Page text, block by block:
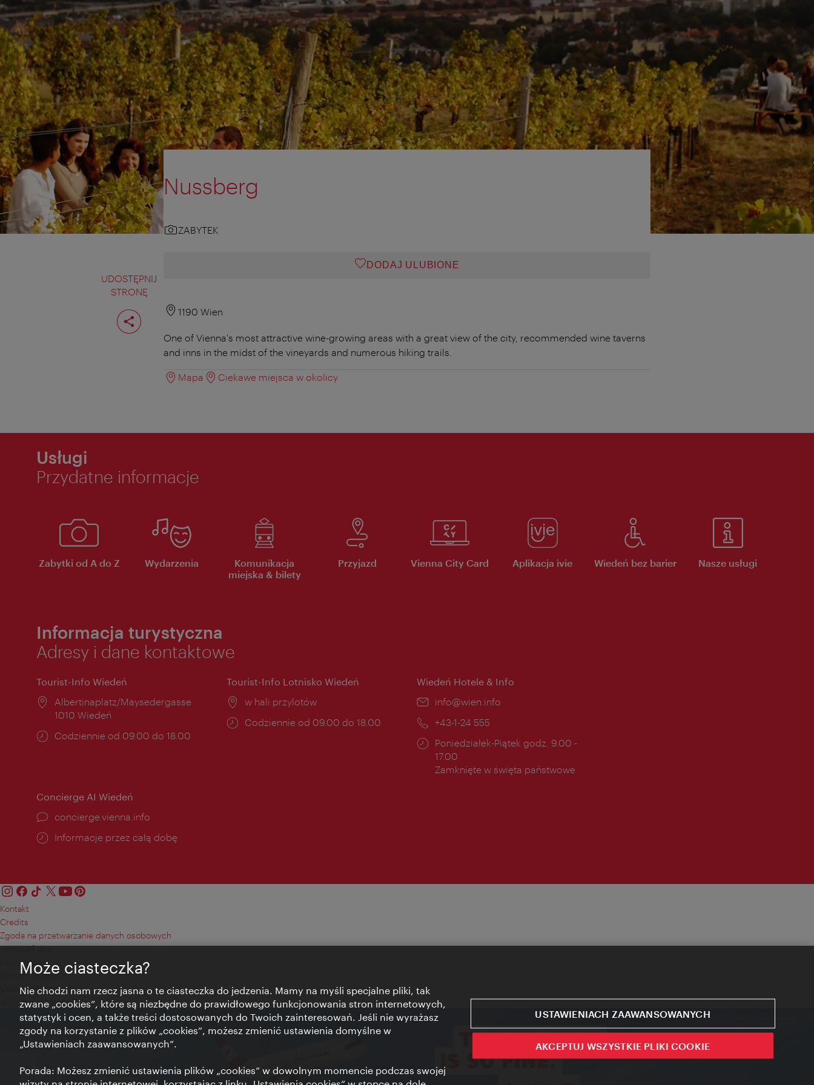
UDOSTĘPNIJ
STRONĘ
Podziel
stronę
Nussberg
ZABYTEK
DODAJ ULUBIONE
1190 Wien
One of Vienna's most attractive wine-growing areas with a great view of the city, recommended wine taverns
and inns in the midst of the vineyards and numerous hiking trails.
Mapa Ciekawe miejsca w okolicy
Usługi
Przydatne informacje
Zabytki od A do Z Wydarzenia
Komunikacja
miejska & bilety
Przyjazd Vienna City Card Aplikacja ivie Wiedeń bez barier Nasze usługi
Informacja turystyczna
Adresy i dane kontaktowe
Tourist-Info Wiedeń
Miejsce:
Albertinaplatz/Maysedergasse
1010 Wiedeń
Godziny
Codziennie od 09.00 do 18.00
Tourist-Info Lotnisko Wiedeń
Miejsce:
w hali przylotów
Godziny
Codziennie od 09.00 do 18.00
Wiedeń Hotele & Info
E-
info@wien.info
Telefon:
+43-1-24 555
Godziny
otwarcia:
Poniedziałek-Piątek godz. 9.00 -
17.00
Zamknięte w święta państwowe
Concierge AI Wiedeń
concierge.vienna.info
Informacje przez całą dobę
Kontakt
Credits
Zgoda na przetwarzanie danych osobowych
Terms of Use
Dostępność
Kontakt prasowy
Ustawienia cookies
© Copyright Wien Tourismus
Może ciasteczka?
Nie chodzi nam rzecz jasna o te ciasteczka do jedzenia. Mamy na myśli specjalne pliki, tak
zwane „cookies”, które są niezbędne do prawidłowego funkcjonowania stron internetowych,
statystyk i ocen, a także treści dostosowanych do Twoich zainteresowań. Jeśli nie wyrażasz
zgody na korzystanie z plików „cookies”, możesz zmienić ustawienia domyślne w
„Ustawieniach zaawansowanych”.
Porada: Możesz zmienić ustawienia plików „cookies” w dowolnym momencie podczas swojej
USTAWIENIACH ZAAWANSOWANYCH
AKCEPTUJ WSZYSTKIE PLIKI COOKIE